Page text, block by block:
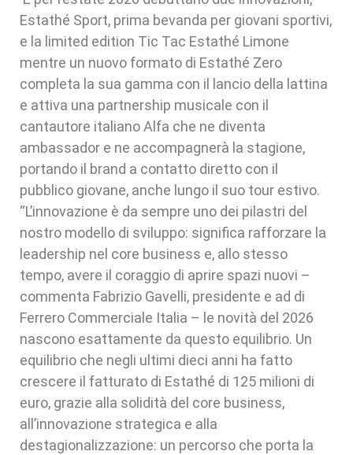
Estathé Sport, prima bevanda per giovani sportivi,
e la limited edition Tic Tac Estathé Limone
mentre un nuovo formato di Estathé Zero
completa la sua gamma con il lancio della lattina
e attiva una partnership musicale con il
cantautore italiano Alfa che ne diventa
ambassador e ne accompagnerà la stagione,
portando il brand a contatto diretto con il
pubblico giovane, anche lungo il suo tour estivo.
“L’innovazione è da sempre uno dei pilastri del
nostro modello di sviluppo: significa rafforzare la
leadership nel core business e, allo stesso
tempo, avere il coraggio di aprire spazi nuovi –
commenta Fabrizio Gavelli, presidente e ad di
Ferrero Commerciale Italia – le novità del 2026
nascono esattamente da questo equilibrio. Un
equilibrio che negli ultimi dieci anni ha fatto
crescere il fatturato di Estathé di 125 milioni di
euro, grazie alla solidità del core business,
all’innovazione strategica e alla
destagionalizzazione: un percorso che porta la